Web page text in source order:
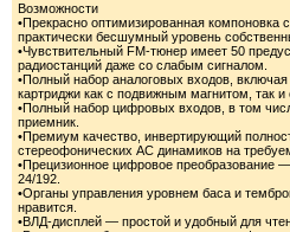
Возможности
•Прекрасно оптимизированная компоновка
практически бесшумный уровень
•Чувствительный FM-тюнер имеет 50
радиостанций даже со слабым сигналом.
•Полный набор аналоговых входов,
картриджи как с подвижным магнитом, так и
•Полный набор цифровых входов, в том
приемник.
•Премиум качество, инвертирующий
стереофонических АС динамиков на
•Прецизионное цифровое преобразование
24/192.
•Органы управления уровнем баса и
нравится.
•ВЛД-дисплей — простой и удобный для